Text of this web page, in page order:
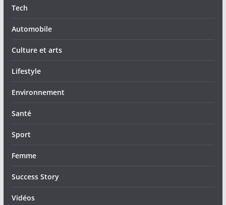
Tech
Automobile
Culture et arts
Lifestyle
Environnement
Santé
Sport
Femme
Success Story
Vidéos